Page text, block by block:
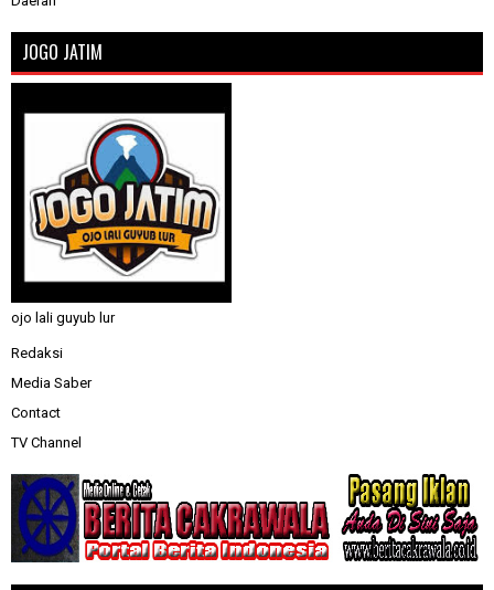
JOGO JATIM
ojo lali guyub lur
Redaksi
Media Saber
Contact
TV Channel